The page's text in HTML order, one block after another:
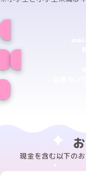
現金を含む以下の